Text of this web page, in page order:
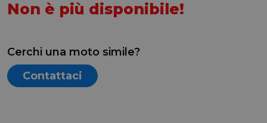
Non è più disponibile!
Cerchi una moto simile?
Contattaci